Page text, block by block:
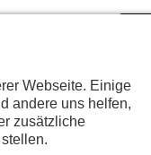
Webseite. Einige
andere uns helfen,
zusätzliche